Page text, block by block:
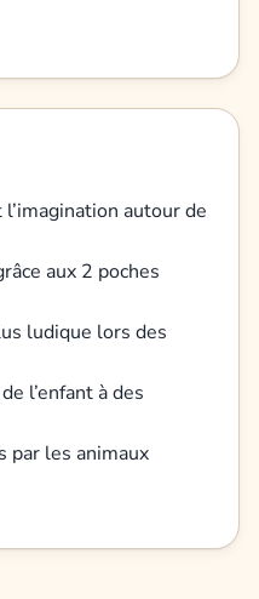
autour de
aux 2 poches
ludique lors des
l’enfant à des
par les animaux